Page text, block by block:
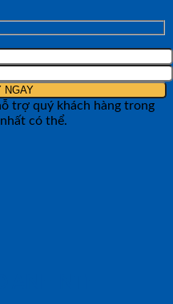
trợ quý khách hàng trong
có thể.